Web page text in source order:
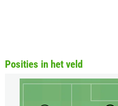
Posities in het veld